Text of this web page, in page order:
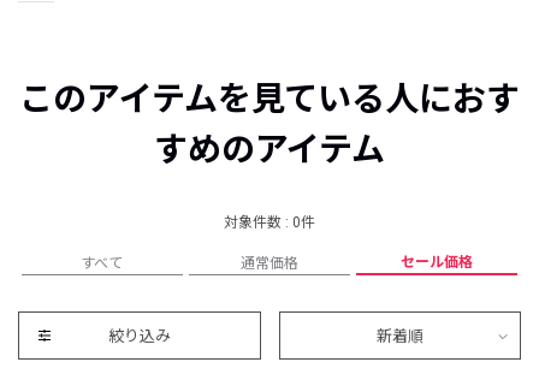
このアイテムを見ている人におす
すめのアイテム
対象件数 : 0件
すべて 通常価格 セール価格
絞り込み 新着順